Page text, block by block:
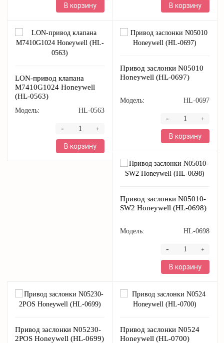
В корзину В корзину
LON-привод клапана
M7410G1024 Honeywell
(HL-0563)
Модель: HL-0563
+
-
В корзину
Привод заслонки N05010
Honeywell (HL-0697)
Модель: HL-0697
+
-
В корзину
Привод заслонки N05010-
SW2 Honeywell (HL-0698)
Модель: HL-0698
+
-
В корзину
Привод заслонки N05230-
2POS Honeywell (HL-0699)
Привод заслонки N0524
Honeywell (HL-0700)